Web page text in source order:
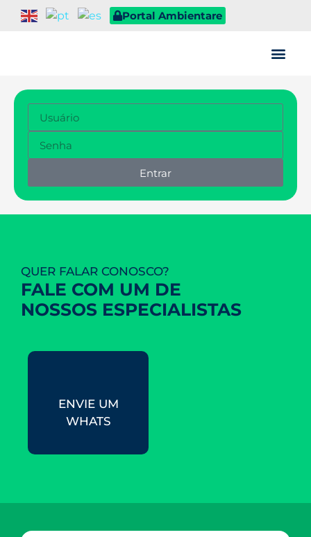
Portal Ambientare
Entrar
QUER FALAR CONOSCO?
FALE COM UM DE
NOSSOS ESPECIALISTAS
ENVIE UM
WHATS